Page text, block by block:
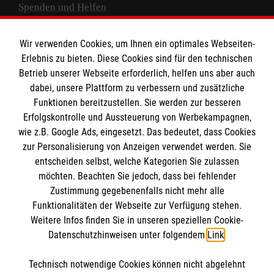
Spenden und Helfen
Empfänger: Malteser Hilfsdienst e.V.
IBAN: DE10 3706 0120 1201 2000 12
BIC: GENODED 1PA7
Newsletter abonnieren
Cookies verwalten|AGB|Impressum|Datenschutz
Wir verwenden Cookies, um Ihnen ein optimales Webseiten-
Erlebnis zu bieten. Diese Cookies sind für den technischen
Betrieb unserer Webseite erforderlich, helfen uns aber auch
dabei, unsere Plattform zu verbessern und zusätzliche
Funktionen bereitzustellen. Sie werden zur besseren
Erfolgskontrolle und Aussteuerung von Werbekampagnen,
wie z.B. Google Ads, eingesetzt. Das bedeutet, dass Cookies
zur Personalisierung von Anzeigen verwendet werden. Sie
entscheiden selbst, welche Kategorien Sie zulassen
möchten. Beachten Sie jedoch, dass bei fehlender
Zustimmung gegebenenfalls nicht mehr alle
Funktionalitäten der Webseite zur Verfügung stehen.
Weitere Infos finden Sie in unseren speziellen Cookie-
Datenschutzhinweisen unter folgendem Link.
Technisch notwendige Cookies können nicht abgelehnt